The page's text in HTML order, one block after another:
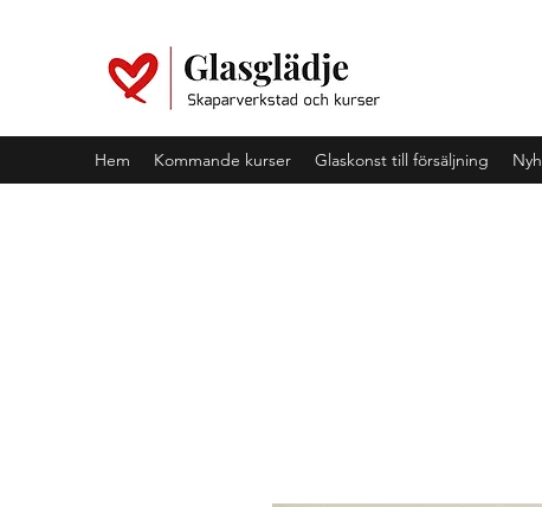
Hem Kommande kurser Glaskonst till försäljning